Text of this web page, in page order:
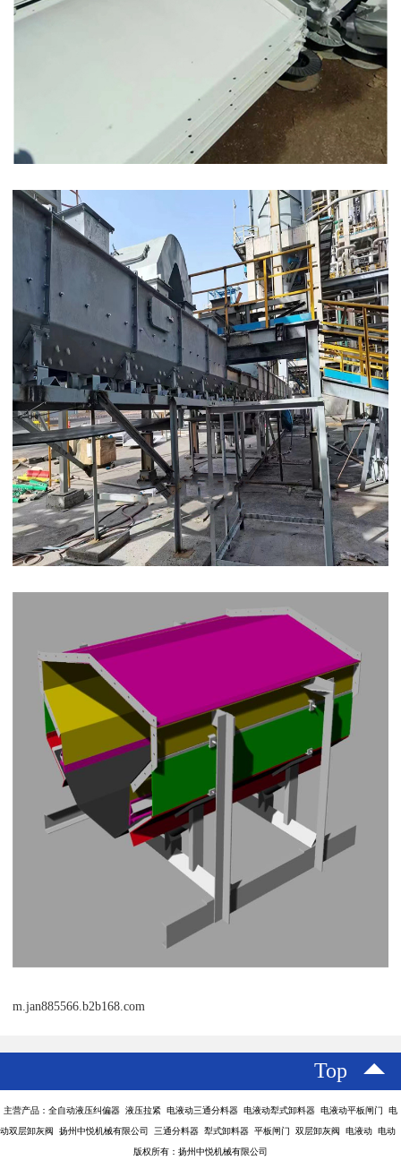
m.jan885566.b2b168.com
Top
主营产品：全自动液压纠偏器 液压拉紧 电液动三通分料器 电液动犁式卸料器 电液动平板闸门 电
动双层卸灰阀 扬州中悦机械有限公司 三通分料器 犁式卸料器 平板闸门 双层卸灰阀 电液动 电动
版权所有：扬州中悦机械有限公司